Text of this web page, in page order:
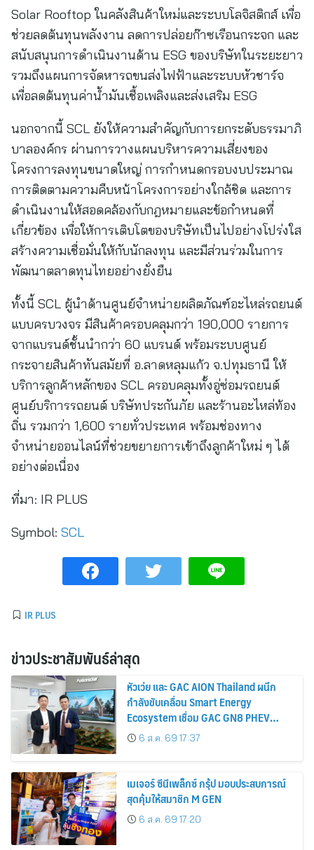
Solar Rooftop ในคลังสินค้าใหม่และระบบโลจิสติกส์ เพื่อ
ช่วยลดต้นทุนพลังงาน ลดการปล่อยก๊าซเรือนกระจก และ
สนับสนุนการดำเนินงานด้าน ESG ของบริษัทในระยะยาว
รวมถึงแผนการจัดหารถขนส่งไฟฟ้าและระบบหัวชาร์จ
เพื่อลดต้นทุนค่าน้ำมันเชื้อเพลิงและส่งเสริม ESG
นอกจากนี้ SCL ยังให้ความสำคัญกับการยกระดับธรรมาภิ
บาลองค์กร ผ่านการวางแผนบริหารความเสี่ยงของ
โครงการลงทุนขนาดใหญ่ การกำหนดกรอบงบประมาณ
การติดตามความคืบหน้าโครงการอย่างใกล้ชิด และการ
ดำเนินงานให้สอดคล้องกับกฎหมายและข้อกำหนดที่
เกี่ยวข้อง เพื่อให้การเติบโตของบริษัทเป็นไปอย่างโปร่งใส
สร้างความเชื่อมั่นให้กับนักลงทุน และมีส่วนร่วมในการ
พัฒนาตลาดทุนไทยอย่างยั่งยืน
ทั้งนี้ SCL ผู้นำด้านศูนย์จำหน่ายผลิตภัณฑ์อะไหล่รถยนต์
แบบครบวงจร มีสินค้าครอบคลุมกว่า 190,000 รายการ
จากแบรนด์ชั้นนำกว่า 60 แบรนด์ พร้อมระบบศูนย์
กระจายสินค้าทันสมัยที่ อ.ลาดหลุมแก้ว จ.ปทุมธานี ให้
บริการลูกค้าหลักของ SCL ครอบคลุมทั้งอู่ซ่อมรถยนต์
ศูนย์บริการรถยนต์ บริษัทประกันภัย และร้านอะไหล่ท้อง
ถิ่น รวมกว่า 1,600 รายทั่วประเทศ พร้อมช่องทาง
จำหน่ายออนไลน์ที่ช่วยขยายการเข้าถึงลูกค้าใหม่ ๆ ได้
อย่างต่อเนื่อง
ที่มา: IR PLUS
Symbol: SCL
IR PLUS
ข่าวประชาสัมพันธ์ล่าสุด
หัวเว่ย และ GAC AION Thailand ผนึก
กำลังขับเคลื่อน Smart Energy
Ecosystem เชื่อม GAC GN8 PHEV
รถยนต์ MPV ระดับพรีเมียม เข้ากับ
พลังงานแสงอาทิตย์ภายในบ้าน
6 ส.ค. 69 17:37
เมเจอร์ ซีนีเพล็กซ์ กรุ้ป มอบประสบการณ์
สุดคุ้มให้สมาชิก M GEN
6 ส.ค. 69 17:20